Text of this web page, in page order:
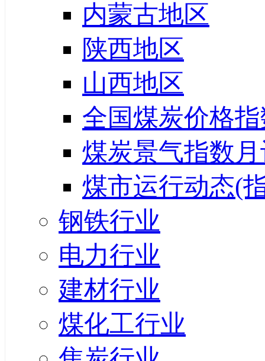
内蒙古地区
陕西地区
山西地区
全国煤炭价格
煤炭景气指数
煤市运行动态(
钢铁行业
电力行业
建材行业
煤化工行业